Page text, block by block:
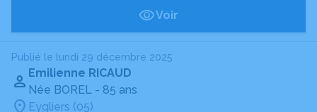
Voir
Publié le lundi 29 décembre 2025
Emilienne RICAUD
Née BOREL - 85 ans
Eygliers (05)